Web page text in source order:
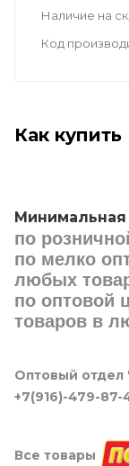
Наличие на
Код
Как купить
Минимальная
по
по мелко
любых
по оптовой
товаров в
Оптовый отдел
+7(916)-479-87-
Все товары